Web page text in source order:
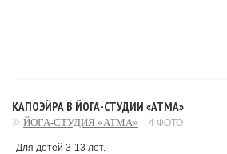
КАПОЭЙРА В ЙОГА-СТУДИИ «АТМА»
ЙОГА-СТУДИЯ «АТМА» 4 ФОТО
Для детей 3-13 лет.